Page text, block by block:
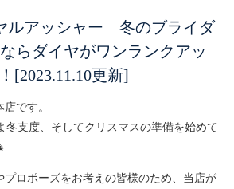
ルアッシャー 冬のブライダ
らダイヤがワンランクアッ
[2023.11.10更新]
です。
冬支度、そしてクリスマスの準備を始めて
プロポーズをお考えの皆様のため、当店が